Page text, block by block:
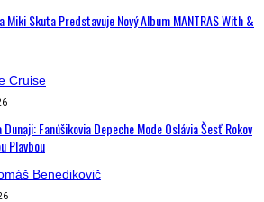
Skuta Predstavuje Nový Album MANTRAS With &
Fanúšikovia Depeche Mode Oslávia Šesť Rokov
Plavbou